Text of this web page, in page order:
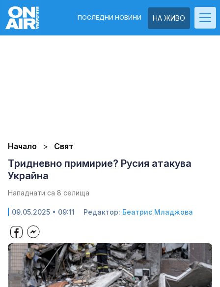
НА ЖИВО
ПОСЛЕДНИ НОВИНИ
Начало Свят
Тридневно примирие? Русия атакува
Украйна
Нападнати са 8 селища
09.05.2025 • 09:11 Редактор: Беатрис Младжова